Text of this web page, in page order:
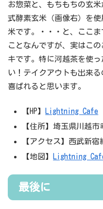
お惣菜と、もちもちの玄
式酵素玄米（画像右）を
米です。・・・と、ここ
ことなんですが、実はこ
キです。特に河越茶を使
い！テイクアウトも出来
喜ばれると思います。
【HP】
Lightning Cafe
【住所】埼玉県川越市
【アクセス】西武新
【地図】
Lightning
最後に